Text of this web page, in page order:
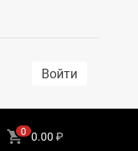
Войти
0 0.00 ₽